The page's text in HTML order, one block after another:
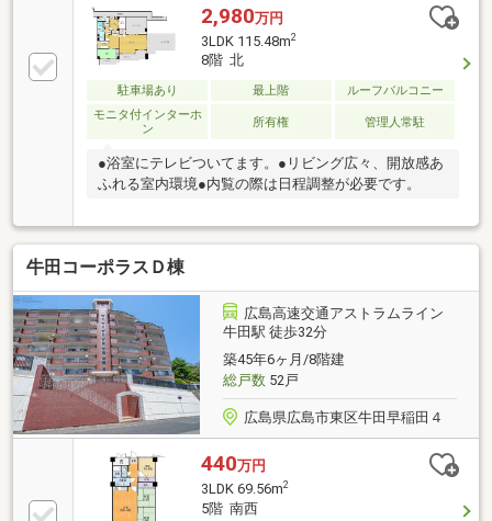
2,980万円
3LDK 115.48m2
8階 北
駐車場あり 最上階
ルーフバルコニー
モニタ付インターホ
ン
所有権 管理人常駐
●浴室にテレビついてます。●リビング広々、開放感あ
ふれる室内環境●内覧の際は日程調整が必要です。
牛田コーポラスＤ棟
広島高速交通アストラムライン
牛田駅 徒歩32分
築45年6ヶ月/8階建
総戸数52戸
広島県広島市東区牛田早稲田４
440万円
3LDK 69.56m2
5階 南西